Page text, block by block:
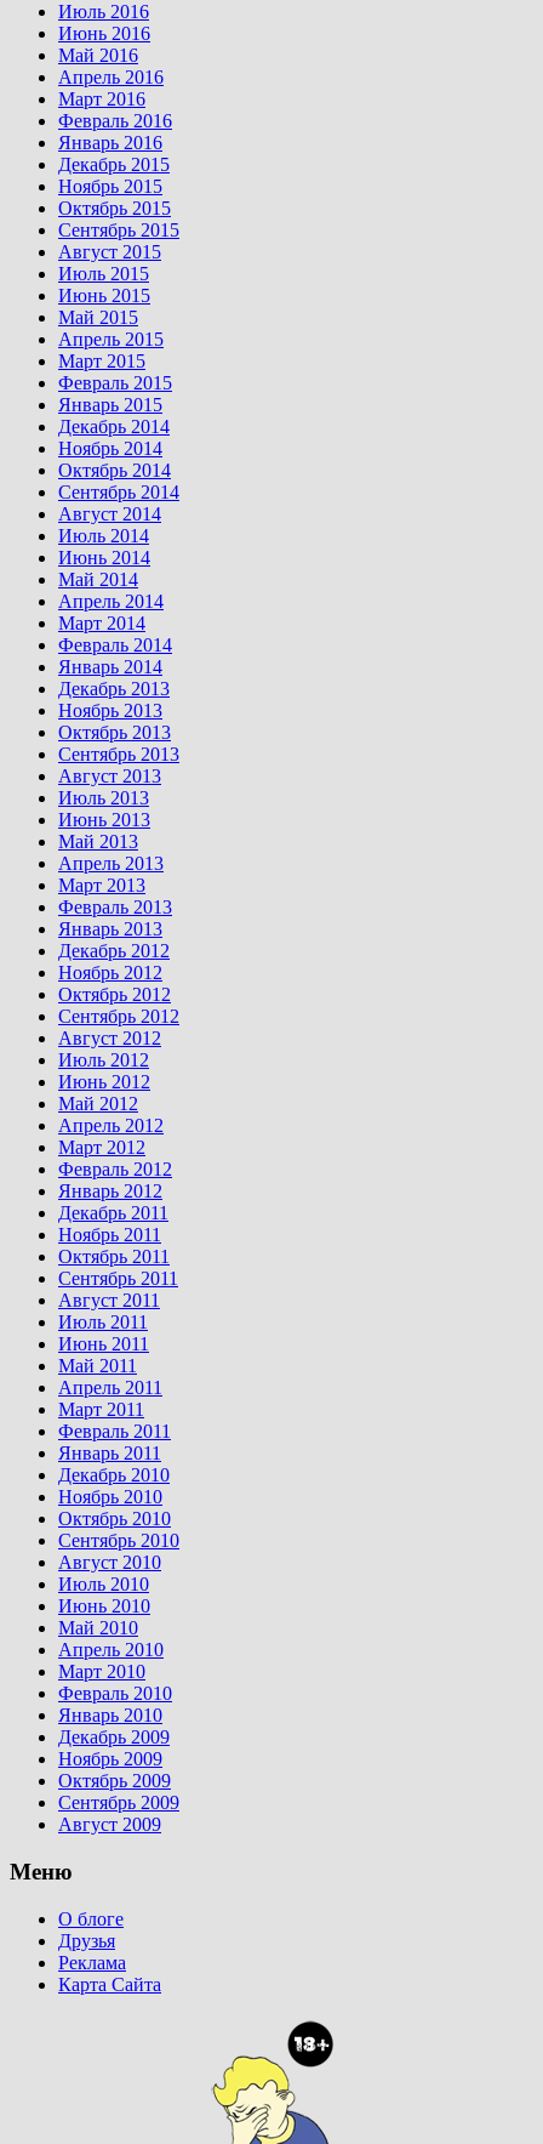
Июль 2016
Июнь 2016
Май 2016
Апрель 2016
Март 2016
Февраль 2016
Январь 2016
Декабрь 2015
Ноябрь 2015
Октябрь 2015
Сентябрь 2015
Август 2015
Июль 2015
Июнь 2015
Май 2015
Апрель 2015
Март 2015
Февраль 2015
Январь 2015
Декабрь 2014
Ноябрь 2014
Октябрь 2014
Сентябрь 2014
Август 2014
Июль 2014
Июнь 2014
Май 2014
Апрель 2014
Март 2014
Февраль 2014
Январь 2014
Декабрь 2013
Ноябрь 2013
Октябрь 2013
Сентябрь 2013
Август 2013
Июль 2013
Июнь 2013
Май 2013
Апрель 2013
Март 2013
Февраль 2013
Январь 2013
Декабрь 2012
Ноябрь 2012
Октябрь 2012
Сентябрь 2012
Август 2012
Июль 2012
Июнь 2012
Май 2012
Апрель 2012
Март 2012
Февраль 2012
Январь 2012
Декабрь 2011
Ноябрь 2011
Октябрь 2011
Сентябрь 2011
Август 2011
Июль 2011
Июнь 2011
Май 2011
Апрель 2011
Март 2011
Февраль 2011
Январь 2011
Декабрь 2010
Ноябрь 2010
Октябрь 2010
Сентябрь 2010
Август 2010
Июль 2010
Июнь 2010
Май 2010
Апрель 2010
Март 2010
Февраль 2010
Январь 2010
Декабрь 2009
Ноябрь 2009
Октябрь 2009
Сентябрь 2009
Август 2009
Меню
О блоге
Друзья
Реклама
Карта Сайта